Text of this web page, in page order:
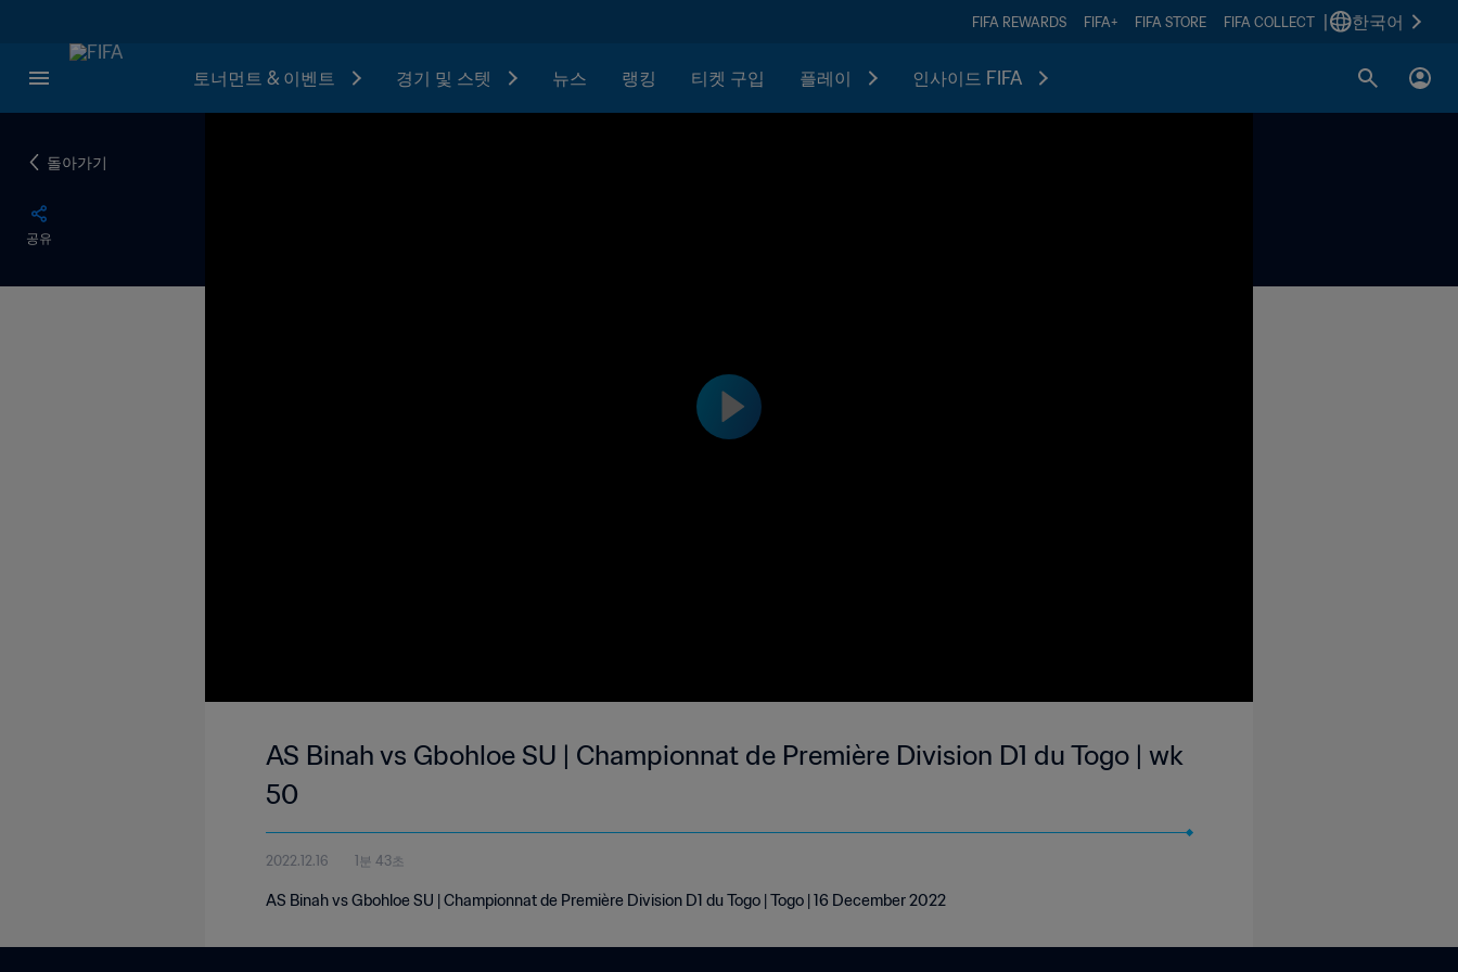
FIFA REWARDS FIFA+ FIFA STORE FIFA COLLECT 한국어
토너먼트 & 이벤트 경기 및 스텟 뉴스 랭킹 티켓 구입 플레이 인사이드 FIFA
돌아가기
공유
AS Binah vs Gbohloe SU | Championnat de Première Division D1 du Togo | wk
50
2022.12.16 1분 43초
AS Binah vs Gbohloe SU | Championnat de Première Division D1 du Togo | Togo | 16 December 2022